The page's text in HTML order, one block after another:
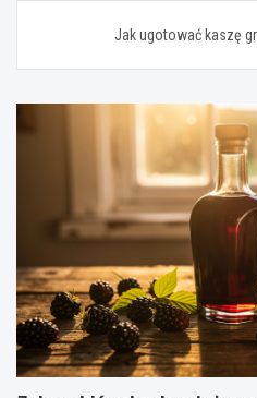
Jak ugotować kaszę